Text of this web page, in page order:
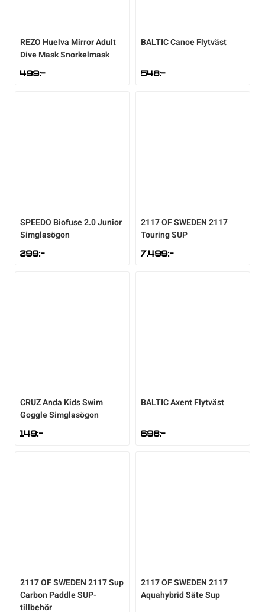
REZO Huelva Mirror Adult
Dive Mask Snorkelmask
499:-
BALTICCanoe Flytväst
548:-
SPEEDO Biofuse 2.0 Junior
Simglasögon
299:-
2117 OF SWEDEN2117
Touring SUP
7.499:-
CRUZAnda Kids Swim
Goggle Simglasögon
149:-
BALTICAxent Flytväst
698:-
2117 OF SWEDEN2117 Sup
Carbon Paddle SUP-
tillbehör
2117 OF SWEDEN2117
Aquahybrid Säte Sup